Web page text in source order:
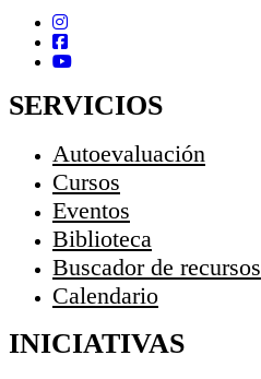
SERVICIOS
Autoevaluación
Cursos
Eventos
Biblioteca
Buscador de recursos
Calendario
INICIATIVAS